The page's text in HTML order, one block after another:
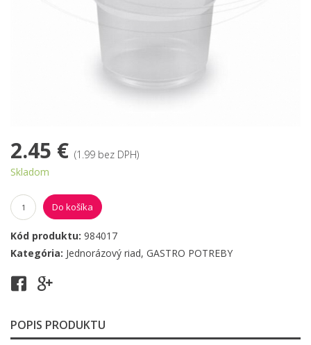
2.45 € (1.99 bez DPH)
Skladom
Do košíka
Kód produktu: 984017
Kategória: Jednorázový riad, GASTRO POTREBY
POPIS PRODUKTU